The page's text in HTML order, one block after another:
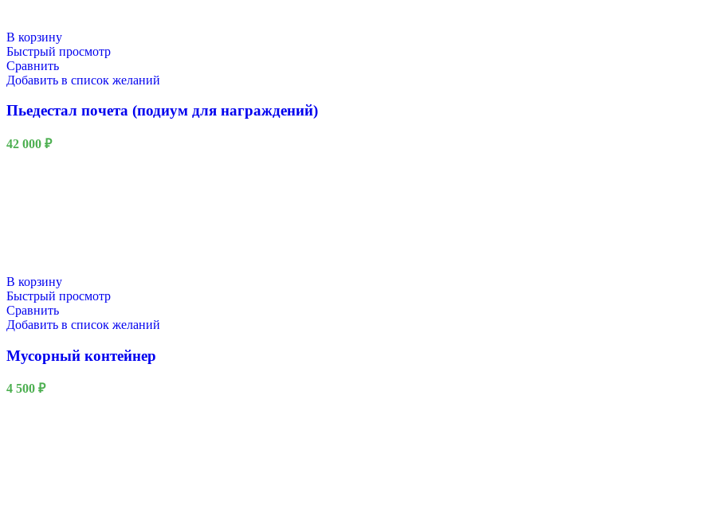
В корзину
Быстрый просмотр
Сравнить
Добавить в список желаний
Пьедестал почета (подиум для награждений)
42 000 ₽
В корзину
Быстрый просмотр
Сравнить
Добавить в список желаний
Мусорный контейнер
4 500 ₽